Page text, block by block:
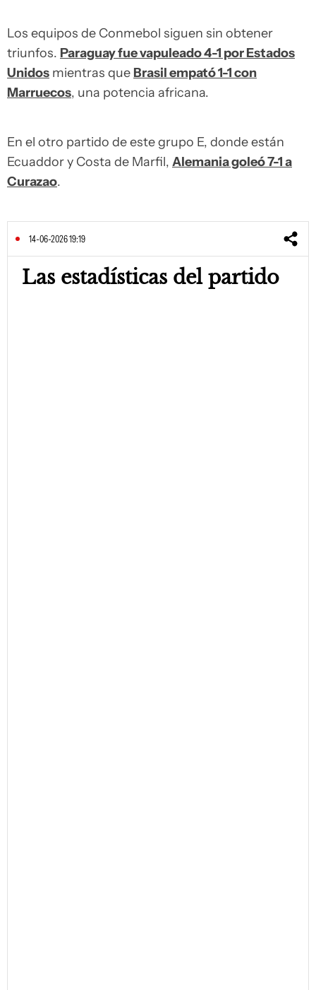
Los equipos de Conmebol siguen sin obtener
triunfos. Paraguay fue vapuleado 4-1 por Estados
Unidos mientras que Brasil empató 1-1 con
Marruecos, una potencia africana.
En el otro partido de este grupo E, donde están
Ecuaddor y Costa de Marfil, Alemania goleó 7-1 a
Curazao.
14-06-2026 19:19
Las estadísticas del partido